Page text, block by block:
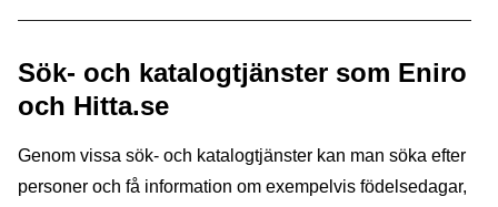
Sök- och katalogtjänster som Eniro
och Hitta.se
Genom vissa sök- och katalogtjänster kan man söka efter
personer och få information om exempelvis födelsedagar,